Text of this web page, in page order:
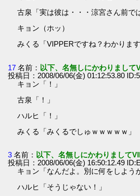
古泉「実は彼は・・・涼宮さん前で
キョン（ホッ）
みくる「VIPPERですね？わかります
17 名前： 以下、名無しにかわりまして
投稿日：2008/06/06(金) 01:12:53.80
キョン「！」
古泉「！」
ハルヒ「！」
みくる「みくるでしゅｗｗｗｗｗ」
3 名前： 以下、名無しにかわりまして
投稿日：2008/06/06(金) 16:50:12.49
キョン「なんだよ。別に何をしよう
ハルヒ「そうじゃない！」